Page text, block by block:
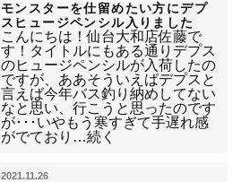
モンスターを仕留めたい方にデプ
スヒュージペンシル入りました
こんにちは！仙台大和店佐藤で
す！タイトルにもある通りデプス
のヒュージペンシルが入荷したの
ですが、ああそういえばデプスと
言えば今年バス釣り納めしてない
なと思い、行こうと思ったのです
が･･･いやもう寒すぎて手遅れ感
がでており…続く
2021.11.26